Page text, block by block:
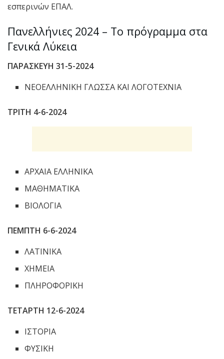
εσπερινών ΕΠΑΛ.
Πανελλήνιες 2024 – Το πρόγραμμα στα
Γενικά Λύκεια
ΠΑΡΑΣΚΕΥΗ 31-5-2024
ΝΕΟΕΛΛΗΝΙΚΗ ΓΛΩΣΣΑ ΚΑΙ ΛΟΓΟΤΕΧΝΙΑ
ΤΡΙΤΗ 4-6-2024
ΑΡΧΑΙΑ ΕΛΛΗΝΙΚΑ
ΜΑΘΗΜΑΤΙΚΑ
ΒΙΟΛΟΓΙΑ
ΠΕΜΠΤΗ 6-6-2024
ΛΑΤΙΝΙΚΑ
ΧΗΜΕΙΑ
ΠΛΗΡΟΦΟΡΙΚΗ
ΤΕΤΑΡΤΗ 12-6-2024
ΙΣΤΟΡΙΑ
ΦΥΣΙΚΗ